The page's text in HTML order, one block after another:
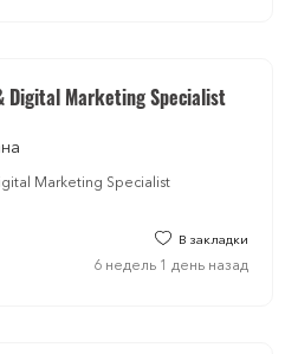
Digital Marketing Specialist
Marketing Specialist
В закладки
6 недель 1 день назад